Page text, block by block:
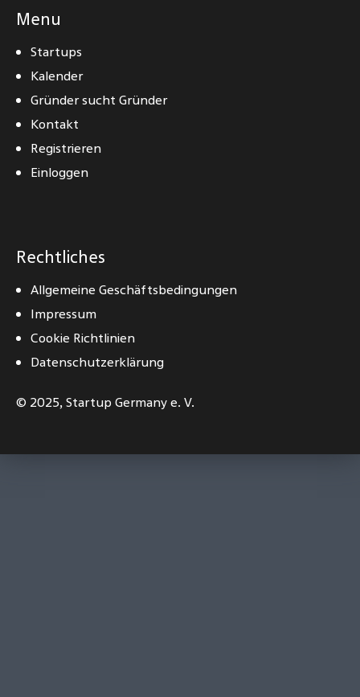
Menu
Startups
Kalender
Gründer sucht Gründer
Kontakt
Registrieren
Einloggen
Rechtliches
Allgemeine Geschäftsbedingungen
Impressum
Cookie Richtlinien
Datenschutzerklärung
© 2025,Startup Germany e. V.